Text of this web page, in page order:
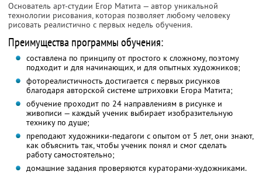
Основатель арт-студии Егор Матита — автор уникальной
технологии рисования, которая позволяет любому человеку
рисовать реалистично с первых недель обучения.
Преимущества программы обучения:
составлена по принципу от простого к сложному, поэтому
подходит и для начинающих, и для опытных художников;
фотореалистичность достигается с первых рисунков
благодаря авторской системе штриховки Егора Матита;
обучение проходит по 24 направлениям в рисунке и
живописи — каждый ученик выбирает изобразительную
технику по душе;
преподают художники-педагоги с опытом от 5 лет, они знают,
как объяснить так, чтобы ученик понял и смог сделать
работу самостоятельно;
домашние задания проверяются кураторами-художниками.